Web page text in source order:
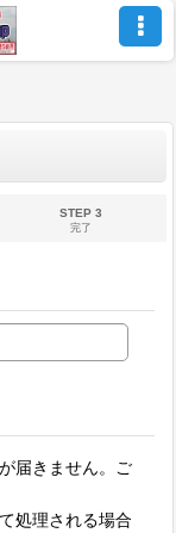
STEP 3
完了
届きません。ご
処理される場合